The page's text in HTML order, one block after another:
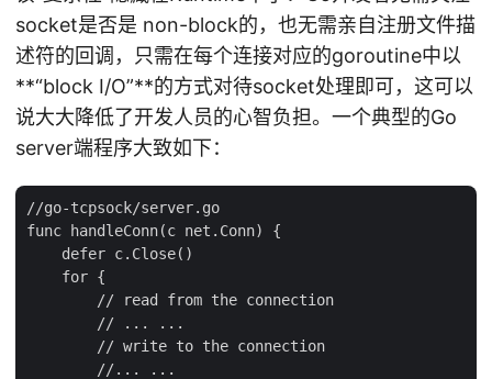
socket是否是 non-block的，也无需亲自注册文件描
述符的回调，只需在每个连接对应的goroutine中以
**“block I/O”**的方式对待socket处理即可，这可以
说大大降低了开发人员的心智负担。一个典型的Go
server端程序大致如下：
//go-tcpsock/server.go
func handleConn(c net.Conn) {
    defer c.Close()
    for {
        // read from the connection
        // ... ...
        // write to the connection
        //... ...